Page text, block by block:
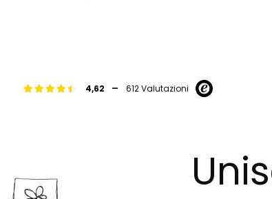
4,62 - 612 Valutazioni